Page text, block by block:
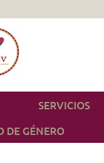
SERVICIOS
DE GÉNERO